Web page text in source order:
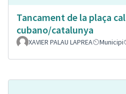
Tancament de la plaça cal
cubano/catalunya
XAVIER PALAU LAPREA Municipi